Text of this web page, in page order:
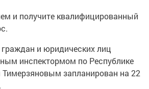
и получите квалифицированный
и юридических лиц
инспектормом по Республике
Тимерзяновым запланирован на 22